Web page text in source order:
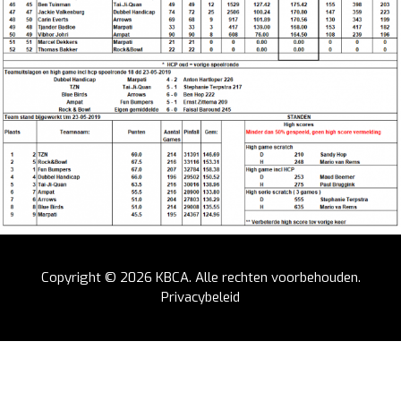
Copyright © 2026 KBCA. Alle rechten voorbehouden.
Privacybeleid